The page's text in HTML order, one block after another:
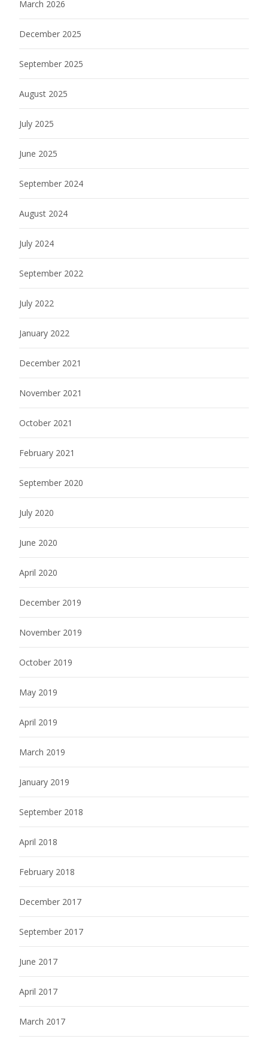
March 2026
December 2025
September 2025
August 2025
July 2025
June 2025
September 2024
August 2024
July 2024
September 2022
July 2022
January 2022
December 2021
November 2021
October 2021
February 2021
September 2020
July 2020
June 2020
April 2020
December 2019
November 2019
October 2019
May 2019
April 2019
March 2019
January 2019
September 2018
April 2018
February 2018
December 2017
September 2017
June 2017
April 2017
March 2017